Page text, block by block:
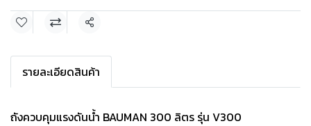
แชร์
รายละเอียดสินค้า
ถังควบคุมแรงดันน้ำ BAUMAN 300 ลิตร รุ่น V300